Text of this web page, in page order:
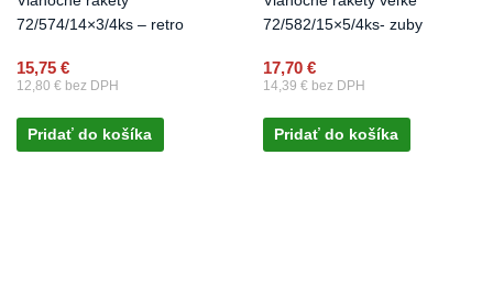
72/574/14×3/4ks – retro
15,75 €
12,80 € bez DPH
Pridať do košíka
72/582/15×5/4ks- zuby
17,70 €
14,39 € bez DPH
Pridať do košíka